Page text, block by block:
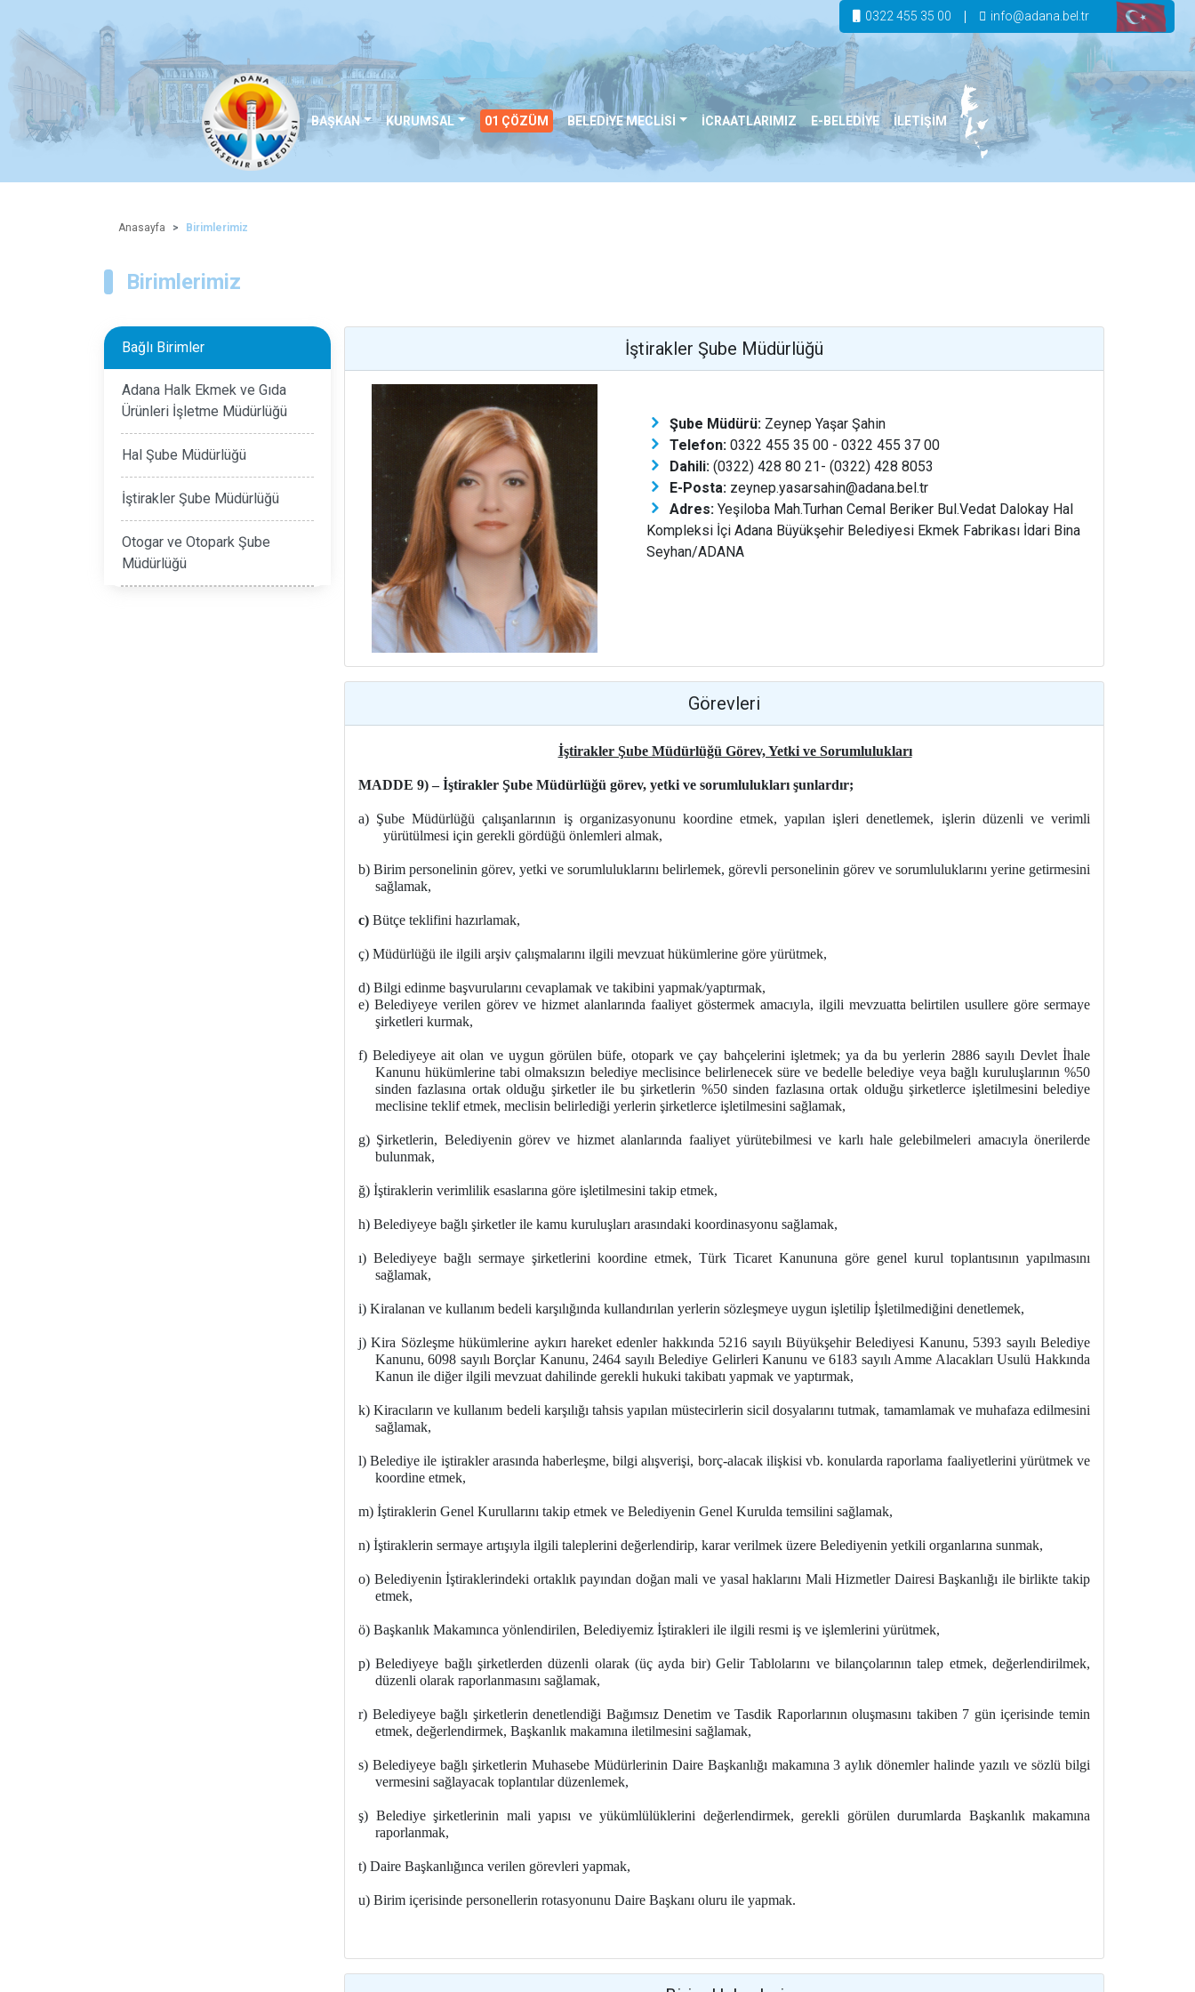
0322 455 35 00 info@adana.bel.tr
BAŞKAN KURUMSAL 01 ÇÖZÜM BELEDİYE MECLİSİ İCRAATLARIMIZ E-BELEDİYE İLETİŞİM
Anasayfa Birimlerimiz
Birimlerimiz
Bağlı Birimler
Adana Halk Ekmek ve Gıda
Ürünleri İşletme Müdürlüğü
Hal Şube Müdürlüğü
İştirakler Şube Müdürlüğü
Otogar ve Otopark Şube
Müdürlüğü
İştirakler Şube Müdürlüğü
Şube Müdürü: Zeynep Yaşar Şahin
Telefon: 0322 455 35 00 - 0322 455 37 00
Dahili: (0322) 428 80 21- (0322) 428 8053
E-Posta: zeynep.yasarsahin@adana.bel.tr
Adres: Yeşiloba Mah.Turhan Cemal Beriker Bul.Vedat Dalokay Hal
Kompleksi İçi Adana Büyükşehir Belediyesi Ekmek Fabrikası İdari Bina
Seyhan/ADANA
Görevleri
İştirakler Şube Müdürlüğü Görev, Yetki ve Sorumlulukları
MADDE 9) – İştirakler Şube Müdürlüğü görev, yetki ve sorumlulukları şunlardır;
a) Şube Müdürlüğü çalışanlarının iş organizasyonunu koordine etmek, yapılan işleri denetlemek, işlerin düzenli ve verimli
yürütülmesi için gerekli gördüğü önlemleri almak,
b) Birim personelinin görev, yetki ve sorumluluklarını belirlemek, görevli personelinin görev ve sorumluluklarını yerine getirmesini
sağlamak,
c) Bütçe teklifini hazırlamak,
ç) Müdürlüğü ile ilgili arşiv çalışmalarını ilgili mevzuat hükümlerine göre yürütmek,
d) Bilgi edinme başvurularını cevaplamak ve takibini yapmak/yaptırmak,
e) Belediyeye verilen görev ve hizmet alanlarında faaliyet göstermek amacıyla, ilgili mevzuatta belirtilen usullere göre sermaye
şirketleri kurmak,
f) Belediyeye ait olan ve uygun görülen büfe, otopark ve çay bahçelerini işletmek; ya da bu yerlerin 2886 sayılı Devlet İhale
Kanunu hükümlerine tabi olmaksızın belediye meclisince belirlenecek süre ve bedelle belediye veya bağlı kuruluşlarının %50
sinden fazlasına ortak olduğu şirketler ile bu şirketlerin %50 sinden fazlasına ortak olduğu şirketlerce işletilmesini belediye
meclisine teklif etmek, meclisin belirlediği yerlerin şirketlerce işletilmesini sağlamak,
g) Şirketlerin, Belediyenin görev ve hizmet alanlarında faaliyet yürütebilmesi ve karlı hale gelebilmeleri amacıyla önerilerde
bulunmak,
ğ) İştiraklerin verimlilik esaslarına göre işletilmesini takip etmek,
h) Belediyeye bağlı şirketler ile kamu kuruluşları arasındaki koordinasyonu sağlamak,
ı) Belediyeye bağlı sermaye şirketlerini koordine etmek, Türk Ticaret Kanununa göre genel kurul toplantısının yapılmasını
sağlamak,
i) Kiralanan ve kullanım bedeli karşılığında kullandırılan yerlerin sözleşmeye uygun işletilip İşletilmediğini denetlemek,
j) Kira Sözleşme hükümlerine aykırı hareket edenler hakkında 5216 sayılı Büyükşehir Belediyesi Kanunu, 5393 sayılı Belediye
Kanunu, 6098 sayılı Borçlar Kanunu, 2464 sayılı Belediye Gelirleri Kanunu ve 6183 sayılı Amme Alacakları Usulü Hakkında
Kanun ile diğer ilgili mevzuat dahilinde gerekli hukuki takibatı yapmak ve yaptırmak,
k) Kiracıların ve kullanım bedeli karşılığı tahsis yapılan müstecirlerin sicil dosyalarını tutmak, tamamlamak ve muhafaza edilmesini
sağlamak,
l) Belediye ile iştirakler arasında haberleşme, bilgi alışverişi, borç-alacak ilişkisi vb. konularda raporlama faaliyetlerini yürütmek ve
koordine etmek,
m) İştiraklerin Genel Kurullarını takip etmek ve Belediyenin Genel Kurulda temsilini sağlamak,
n) İştiraklerin sermaye artışıyla ilgili taleplerini değerlendirip, karar verilmek üzere Belediyenin yetkili organlarına sunmak,
o) Belediyenin İştiraklerindeki ortaklık payından doğan mali ve yasal haklarını Mali Hizmetler Dairesi Başkanlığı ile birlikte takip
etmek,
ö) Başkanlık Makamınca yönlendirilen, Belediyemiz İştirakleri ile ilgili resmi iş ve işlemlerini yürütmek,
p) Belediyeye bağlı şirketlerden düzenli olarak (üç ayda bir) Gelir Tablolarını ve bilançolarının talep etmek, değerlendirilmek,
düzenli olarak raporlanmasını sağlamak,
r) Belediyeye bağlı şirketlerin denetlendiği Bağımsız Denetim ve Tasdik Raporlarının oluşmasını takiben 7 gün içerisinde temin
etmek, değerlendirmek, Başkanlık makamına iletilmesini sağlamak,
s) Belediyeye bağlı şirketlerin Muhasebe Müdürlerinin Daire Başkanlığı makamına 3 aylık dönemler halinde yazılı ve sözlü bilgi
vermesini sağlayacak toplantılar düzenlemek,
ş) Belediye şirketlerinin mali yapısı ve yükümlülüklerini değerlendirmek, gerekli görülen durumlarda Başkanlık makamına
raporlanmak,
t) Daire Başkanlığınca verilen görevleri yapmak,
u) Birim içerisinde personellerin rotasyonunu Daire Başkanı oluru ile yapmak.